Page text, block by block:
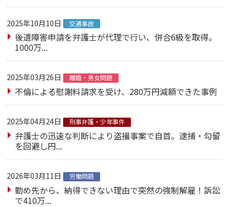
2025年10月10日 交通事故
後遺障害申請を弁護士が代理で行い、併合6級を取得。
1000万...
2025年03月26日 離婚・男女問題
不倫による慰謝料請求を受け、280万円減額できた事例
2025年04月24日 刑事弁護・少年事件
弁護士の迅速な判断により盗撮事案で自首。逮捕・勾留
を回避し円...
2026年03月11日 労働問題
勤め先から、納得できない理由で突然の強制解雇！訴訟
で410万...